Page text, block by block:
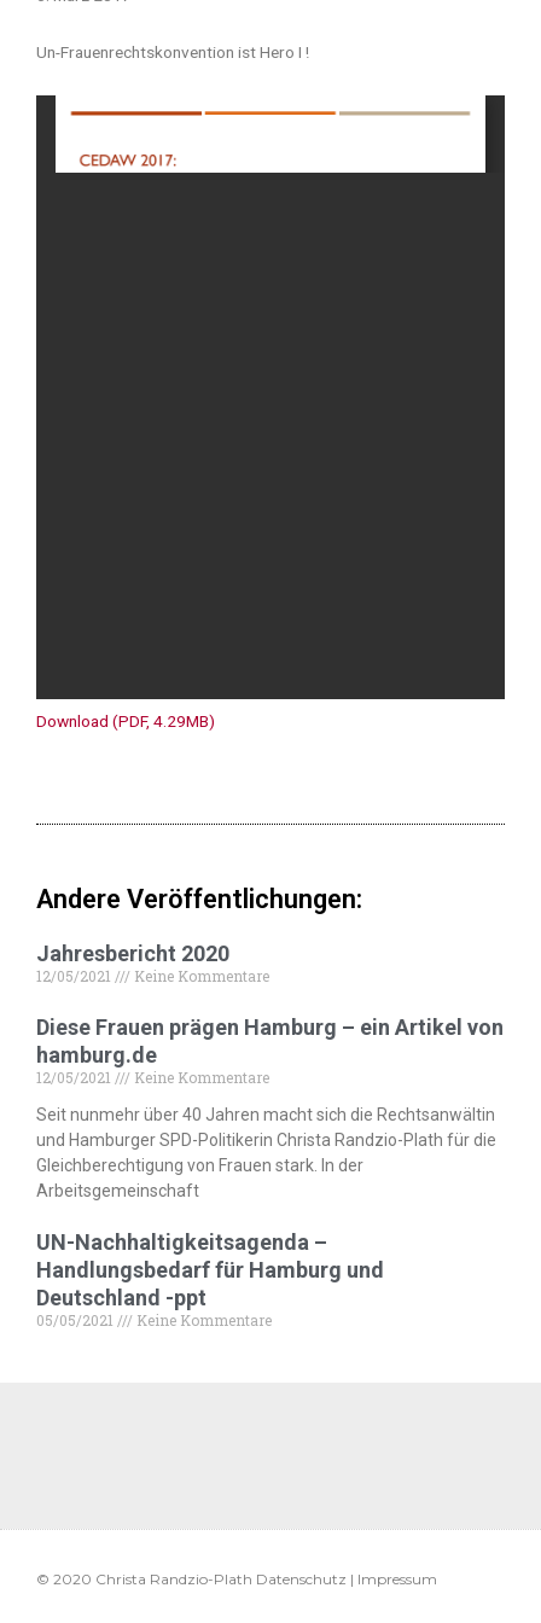
Un-Frauenrechtskonvention ist Hero I !
Download (PDF, 4.29MB)
Andere Veröffentlichungen:
Jahresbericht 2020
12/05/2021 Keine Kommentare
Diese Frauen prägen Hamburg – ein Artikel von
hamburg.de
12/05/2021
Keine Kommentare
Seit nunmehr über 40 Jahren macht sich die Rechtsanwältin
und Hamburger SPD-Politikerin Christa Randzio-Plath für die
Gleichberechtigung von Frauen stark. In der
Arbeitsgemeinschaft
UN-Nachhaltigkeitsagenda –
Handlungsbedarf für Hamburg und
Deutschland -ppt
05/05/2021 Keine Kommentare
© 2020 Christa Randzio-Plath Datenschutz | Impressum